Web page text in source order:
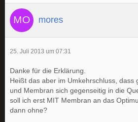
mores
25. Juli 2013 um 07:31
Danke für die Erklärung.
Heißt das aber im Umkehrschluss, dass
und Membran sich gegenseitig in die
soll ich erst MIT Membran an das
dann ohne?